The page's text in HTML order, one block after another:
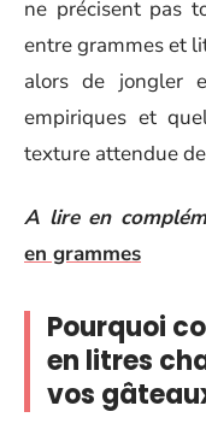
ne précisent pas
entre grammes et
alors de jongler
empiriques et
texture attendue
A lire en
en grammes
Pourquoi
en litres
vos